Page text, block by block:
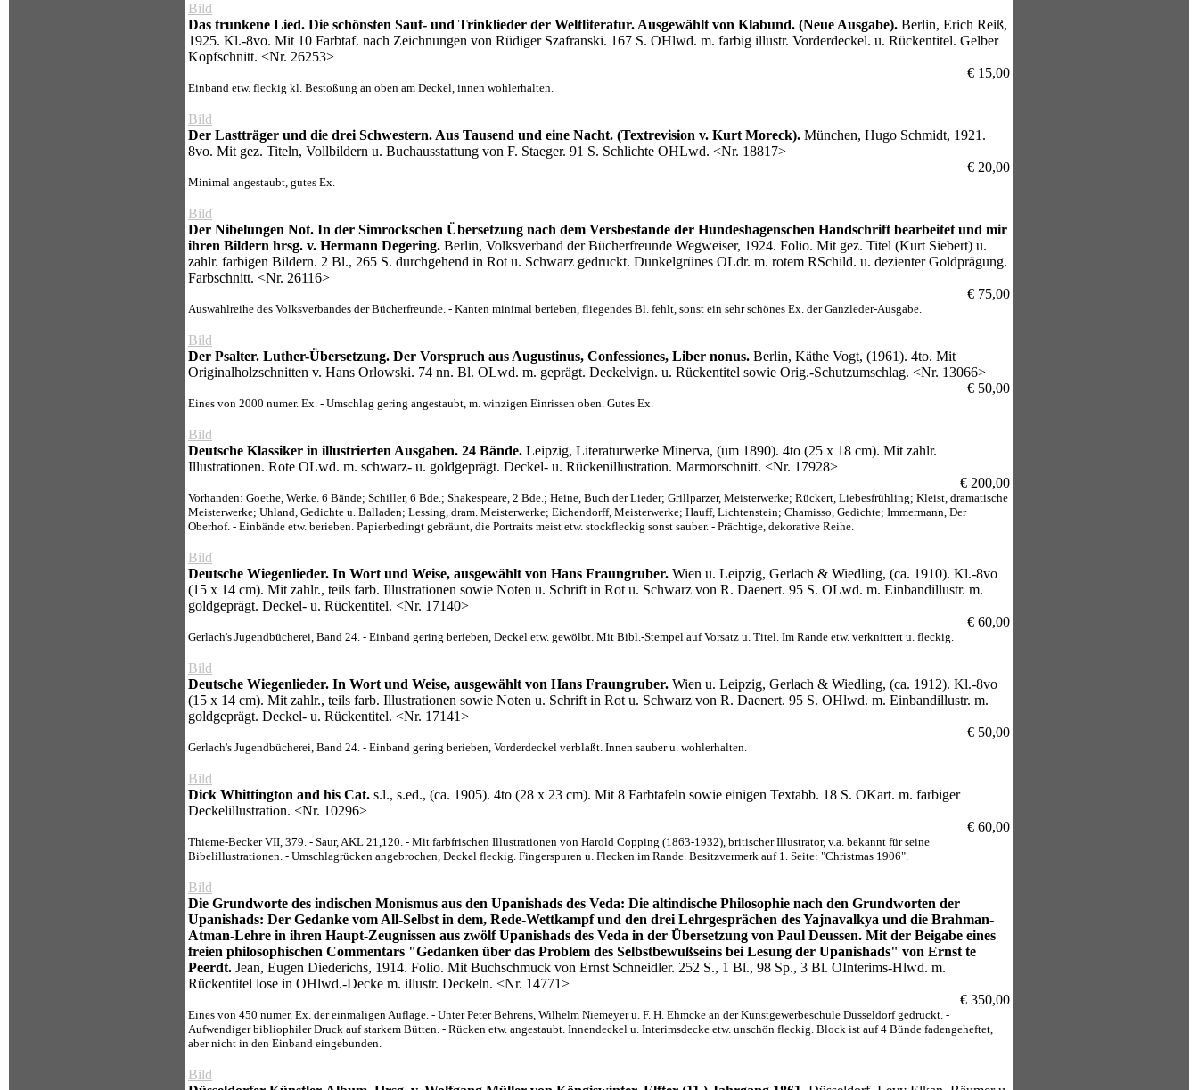
Bild
Das trunkene Lied. Die schönsten Sauf- und Trinklieder der Weltliteratur. Ausgewählt von Klabund. (Neue Ausgabe). Berlin, Erich Reiß,
1925. Kl.-8vo. Mit 10 Farbtaf. nach Zeichnungen von Rüdiger Szafranski. 167 S. OHlwd. m. farbig illustr. Vorderdeckel. u. Rückentitel. Gelber
Kopfschnitt. <Nr. 26253>
€ 15,00
Einband etw. fleckig kl. Bestoßung an oben am Deckel, innen wohlerhalten.
Bild
Der Lastträger und die drei Schwestern. Aus Tausend und eine Nacht. (Textrevision v. Kurt Moreck). München, Hugo Schmidt, 1921.
8vo. Mit gez. Titeln, Vollbildern u. Buchausstattung von F. Staeger. 91 S. Schlichte OHLwd. <Nr. 18817>
€ 20,00
Minimal angestaubt, gutes Ex.
Bild
Der Nibelungen Not. In der Simrockschen Übersetzung nach dem Versbestande der Hundeshagenschen Handschrift bearbeitet und mir
ihren Bildern hrsg. v. Hermann Degering. Berlin, Volksverband der Bücherfreunde Wegweiser, 1924. Folio. Mit gez. Titel (Kurt Siebert) u.
zahlr. farbigen Bildern. 2 Bl., 265 S. durchgehend in Rot u. Schwarz gedruckt. Dunkelgrünes OLdr. m. rotem RSchild. u. dezienter Goldprägung.
Farbschnitt. <Nr. 26116>
€ 75,00
Auswahlreihe des Volksverbandes der Bücherfreunde. - Kanten minimal berieben, fliegendes Bl. fehlt, sonst ein sehr schönes Ex. der Ganzleder-Ausgabe.
Bild
Der Psalter. Luther-Übersetzung. Der Vorspruch aus Augustinus, Confessiones, Liber nonus. Berlin, Käthe Vogt, (1961). 4to. Mit
Originalholzschnitten v. Hans Orlowski. 74 nn. Bl. OLwd. m. geprägt. Deckelvign. u. Rückentitel sowie Orig.-Schutzumschlag. <Nr. 13066>
€ 50,00
Eines von 2000 numer. Ex. - Umschlag gering angestaubt, m. winzigen Einrissen oben. Gutes Ex.
Bild
Deutsche Klassiker in illustrierten Ausgaben. 24 Bände. Leipzig, Literaturwerke Minerva, (um 1890). 4to (25 x 18 cm). Mit zahlr.
Illustrationen. Rote OLwd. m. schwarz- u. goldgeprägt. Deckel- u. Rückenillustration. Marmorschnitt. <Nr. 17928>
€ 200,00
Vorhanden: Goethe, Werke. 6 Bände; Schiller, 6 Bde.; Shakespeare, 2 Bde.; Heine, Buch der Lieder; Grillparzer, Meisterwerke; Rückert, Liebesfrühling; Kleist, dramatische
Meisterwerke; Uhland, Gedichte u. Balladen; Lessing, dram. Meisterwerke; Eichendorff, Meisterwerke; Hauff, Lichtenstein; Chamisso, Gedichte; Immermann, Der
Oberhof. - Einbände etw. berieben. Papierbedingt gebräunt, die Portraits meist etw. stockfleckig sonst sauber. - Prächtige, dekorative Reihe.
Bild
Deutsche Wiegenlieder. In Wort und Weise, ausgewählt von Hans Fraungruber. Wien u. Leipzig, Gerlach & Wiedling, (ca. 1910). Kl.-8vo
(15 x 14 cm). Mit zahlr., teils farb. Illustrationen sowie Noten u. Schrift in Rot u. Schwarz von R. Daenert. 95 S. OLwd. m. Einbandillustr. m.
goldgeprägt. Deckel- u. Rückentitel. <Nr. 17140>
€ 60,00
Gerlach's Jugendbücherei, Band 24. - Einband gering berieben, Deckel etw. gewölbt. Mit Bibl.-Stempel auf Vorsatz u. Titel. Im Rande etw. verknittert u. fleckig.
Bild
Deutsche Wiegenlieder. In Wort und Weise, ausgewählt von Hans Fraungruber. Wien u. Leipzig, Gerlach & Wiedling, (ca. 1912). Kl.-8vo
(15 x 14 cm). Mit zahlr., teils farb. Illustrationen sowie Noten u. Schrift in Rot u. Schwarz von R. Daenert. 95 S. OHlwd. m. Einbandillustr. m.
goldgeprägt. Deckel- u. Rückentitel. <Nr. 17141>
€ 50,00
Gerlach's Jugendbücherei, Band 24. - Einband gering berieben, Vorderdeckel verblaßt. Innen sauber u. wohlerhalten.
Bild
Dick Whittington and his Cat. s.l., s.ed., (ca. 1905). 4to (28 x 23 cm). Mit 8 Farbtafeln sowie einigen Textabb. 18 S. OKart. m. farbiger
Deckelillustration. <Nr. 10296>
€ 60,00
Thieme-Becker VII, 379. - Saur, AKL 21,120. - Mit farbfrischen Illustrationen von Harold Copping (1863-1932), britischer Illustrator, v.a. bekannt für seine
Bibelillustrationen. - Umschlagrücken angebrochen, Deckel fleckig. Fingerspuren u. Flecken im Rande. Besitzvermerk auf 1. Seite: "Christmas 1906".
Bild
Die Grundworte des indischen Monismus aus den Upanishads des Veda: Die altindische Philosophie nach den Grundworten der
Upanishads: Der Gedanke vom All-Selbst in dem, Rede-Wettkampf und den drei Lehrgesprächen des Yajnavalkya und die Brahman-
Atman-Lehre in ihren Haupt-Zeugnissen aus zwölf Upanishads des Veda in der Übersetzung von Paul Deussen. Mit der Beigabe eines
freien philosophischen Commentars "Gedanken über das Problem des Selbstbewußseins bei Lesung der Upanishads" von Ernst te
Peerdt. Jean, Eugen Diederichs, 1914. Folio. Mit Buchschmuck von Ernst Schneidler. 252 S., 1 Bl., 98 Sp., 3 Bl. OInterims-Hlwd. m.
Rückentitel lose in OHlwd.-Decke m. illustr. Deckeln. <Nr. 14771>
€ 350,00
Eines von 450 numer. Ex. der einmaligen Auflage. - Unter Peter Behrens, Wilhelm Niemeyer u. F. H. Ehmcke an der Kunstgewerbeschule Düsseldorf gedruckt. -
Aufwendiger bibliophiler Druck auf starkem Bütten. - Rücken etw. angestaubt. Innendeckel u. Interimsdecke etw. unschön fleckig. Block ist auf 4 Bünde fadengeheftet,
aber nicht in den Einband eingebunden.
Bild